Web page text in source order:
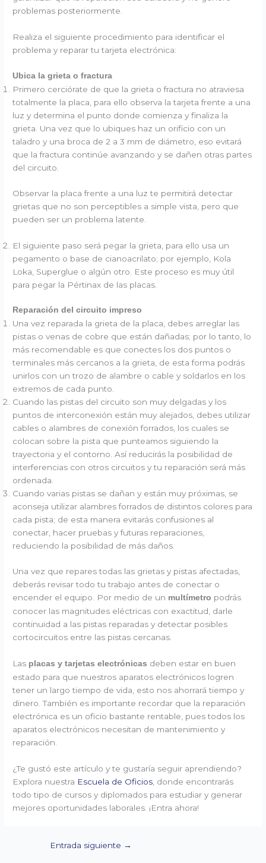
problemas posteriormente.
Realiza el siguiente procedimiento para identificar el
problema y reparar tu tarjeta electrónica:
Ubica la grieta o fractura
Primero cerciórate de que la grieta o fractura no atraviesa
totalmente la placa, para ello observa la tarjeta frente a una
luz y determina el punto donde comienza y finaliza la
grieta. Una vez que lo ubiques haz un orificio con un
taladro y una broca de 2 a 3 mm de diámetro, eso evitará
que la fractura continúe avanzando y se dañen otras partes
del circuito.
Observar la placa frente a una luz te permitirá detectar
grietas que no son perceptibles a simple vista, pero que
pueden ser un problema latente.
El siguiente paso será pegar la grieta, para ello usa un
pegamento o base de cianoacrilato; por ejemplo, Kola
Loka, Superglue o algún otro. Este proceso es muy útil
para pegar la Pértinax de las placas.
Reparación del circuito impreso
Una vez reparada la grieta de la placa, debes arreglar las
pistas o venas de cobre que están dañadas; por lo tanto, lo
más recomendable es que conectes los dos puntos o
terminales más cercanos a la grieta, de esta forma podrás
unirlos con un trozo de alambre o cable y soldarlos en los
extremos de cada punto.
Cuando las pistas del circuito son muy delgadas y los
puntos de interconexión están muy alejados, debes utilizar
cables o alambres de conexión forrados, los cuales se
colocan sobre la pista que punteamos siguiendo la
trayectoria y el contorno. Así reducirás la posibilidad de
interferencias con otros circuitos y tu reparación será más
ordenada.
Cuando varias pistas se dañan y están muy próximas, se
aconseja utilizar alambres forrados de distintos colores para
cada pista; de esta manera evitarás confusiones al
conectar, hacer pruebas y futuras reparaciones,
reduciendo la posibilidad de más daños.
Una vez que repares todas las grietas y pistas afectadas,
deberás revisar todo tu trabajo antes de conectar o
encender el equipo. Por medio de un multímetro podrás
conocer las magnitudes eléctricas con exactitud, darle
continuidad a las pistas reparadas y detectar posibles
cortocircuitos entre las pistas cercanas.
Las placas y tarjetas electrónicas deben estar en buen
estado para que nuestros aparatos electrónicos logren
tener un largo tiempo de vida, esto nos ahorrará tiempo y
dinero. También es importante recordar que la reparación
electrónica es un oficio bastante rentable, pues todos los
aparatos electrónicos necesitan de mantenimiento y
reparación.
¿Te gustó este artículo y te gustaría seguir aprendiendo?
Explora nuestra Escuela de Oficios , donde encontrarás
todo tipo de cursos y diplomados para estudiar y generar
mejores oportunidades laborales. ¡Entra ahora!
Entrada siguiente →